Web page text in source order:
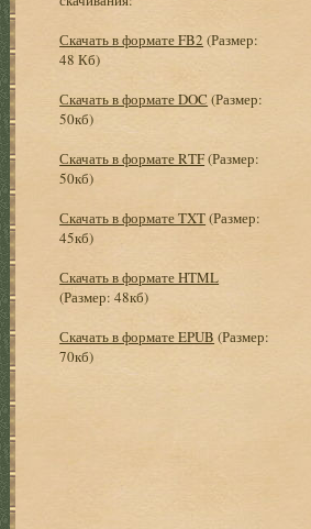
Скачать в формате FB2 (Размер:
48 Кб)
Скачать в формате DOC (Размер:
50кб)
Скачать в формате RTF(Размер:
50кб)
Скачать в формате TXT(Размер:
45кб)
Скачать в формате HTML
(Размер: 48кб)
Скачать в формате EPUB (Размер:
70кб)